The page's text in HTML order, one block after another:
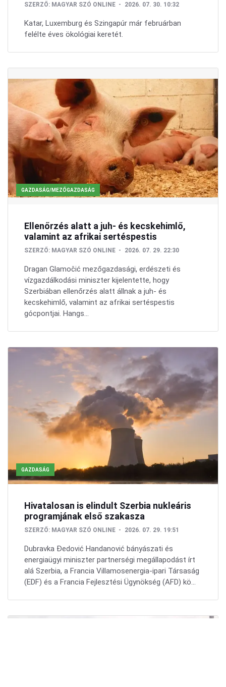
SZERZŐ: MAGYAR SZÓ ONLINE 2026. 07. 30. 10:32
Katar, Luxemburg és Szingapúr már februárban
felélte éves ökológiai keretét.
GAZDASÁG/MEZŐGAZDASÁG
Ellenőrzés alatt a juh- és kecskehimlő,
valamint az afrikai sertéspestis
SZERZŐ: MAGYAR SZÓ ONLINE 2026. 07. 29. 22:30
Dragan Glamočić mezőgazdasági, erdészeti és
vízgazdálkodási miniszter kijelentette, hogy
Szerbiában ellenőrzés alatt állnak a juh- és
kecskehimlő, valamint az afrikai sertéspestis
gócpontjai. Hangs...
GAZDASÁG
Hivatalosan is elindult Szerbia nukleáris
programjának első szakasza
SZERZŐ: MAGYAR SZÓ ONLINE 2026. 07. 29. 19:51
Dubravka Đedović Handanović bányászati és
energiaügyi miniszter partnerségi megállapodást írt
alá Szerbia, a Francia Villamosenergia-ipari Társaság
(EDF) és a Francia Fejlesztési Ügynökség (AFD) kö...